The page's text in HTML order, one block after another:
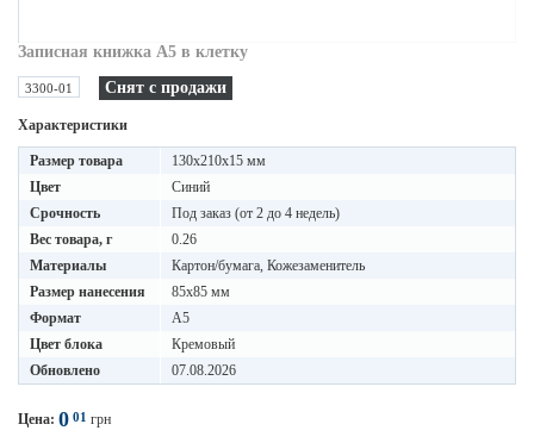
Записная книжка А5 в клетку
3300-01 Снят с продажи
Характеристики
Размер товара
130x210x15 мм
Цвет
Синий
Срочность
Под заказ (от 2 до 4 недель)
Вес товара, г
0.26
Материалы
Картон/бумага, Кожезаменитель
Размер нанесения
85x85 мм
Формат
A5
Цвет блока
Кремовый
Обновлено
07.08.2026
Цена: 0 01 грн